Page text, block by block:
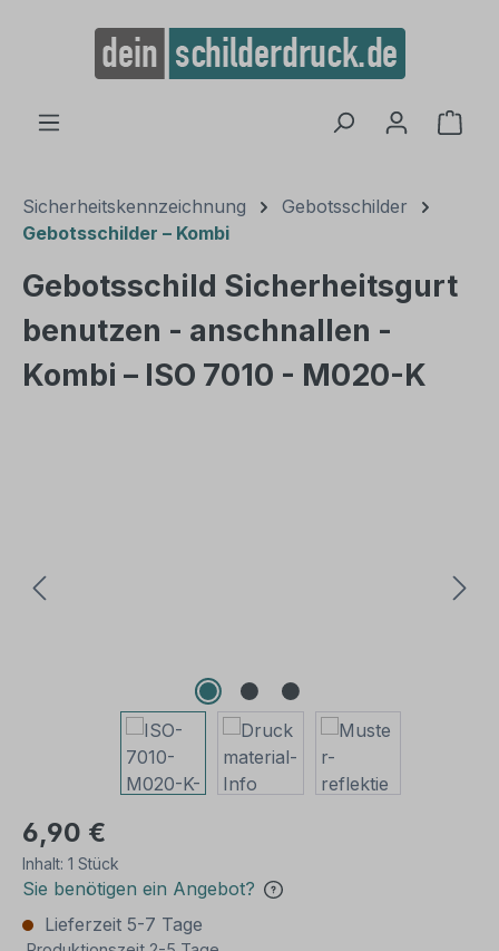
springen
Sicherheitskennzeichnung
Gebotsschilder
Gebotsschilder – Kombi
Gebotsschild Sicherheitsgurt
benutzen - anschnallen -
Kombi – ISO 7010 - M020-K
6,90 €
Inhalt: 1 Stück
Sie benötigen ein Angebot?
Lieferzeit 5-7 Tage